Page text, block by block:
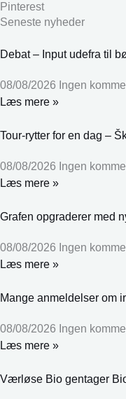
Pinterest
Seneste nyheder
Debat – Input udefra til
08/08/2026 Ingen
Læs mere »
Tour-rytter for en dag –
08/08/2026 Ingen
Læs mere »
Grafen opgraderer med
08/08/2026 Ingen
Læs mere »
Mange anmeldelser om
08/08/2026 Ingen
Læs mere »
Værløse Bio gentager